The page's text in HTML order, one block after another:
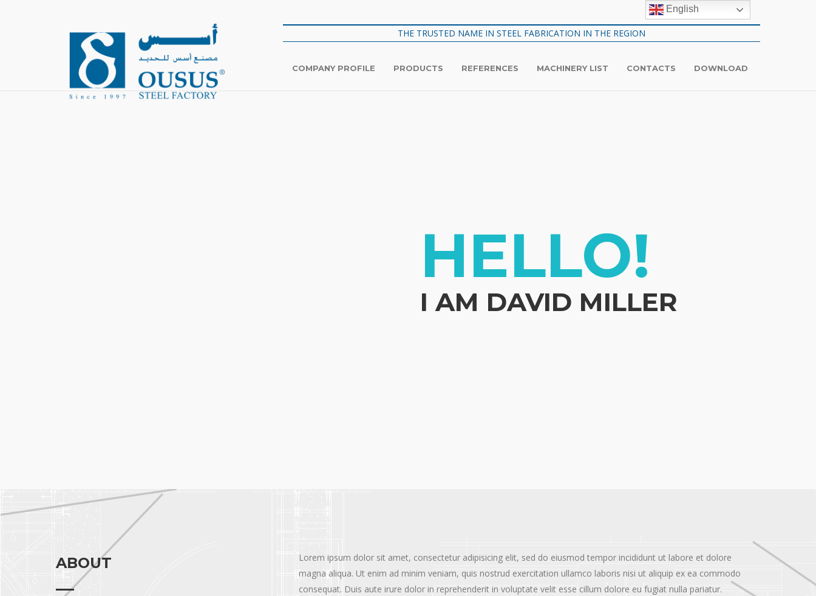
THE TRUSTED NAME IN STEEL FABRICATION IN THE REGION
COMPANY PROFILE PRODUCTS REFERENCES MACHINERY LIST CONTACTS DOWNLOAD
HELLO!
I AM DAVID MILLER
ABOUT
Lorem ipsum dolor sit amet, consectetur adipisicing elit, sed do eiusmod tempor incididunt ut labore et dolore
magna aliqua. Ut enim ad minim veniam, quis nostrud exercitation ullamco laboris nisi ut aliquip ex ea commodo
consequat. Duis aute irure dolor in reprehenderit in voluptate velit esse cillum dolore eu fugiat nulla pariatur.
English